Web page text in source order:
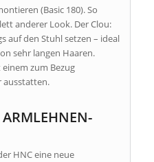
(Basic 180). So
anderer Look. Der Clou:
auf den Stuhl setzen – ideal
sehr langen Haaren.
zum Bezug
ausstatten.
HNC eine neue